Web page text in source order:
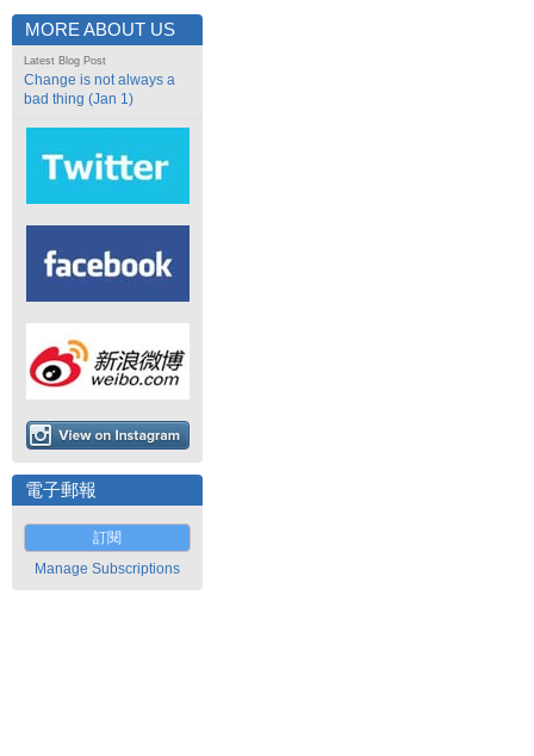
MORE ABOUT US
Latest Blog Post
Change is not always a
bad thing (Jan 1)
電子郵報
訂閱
Manage Subscriptions